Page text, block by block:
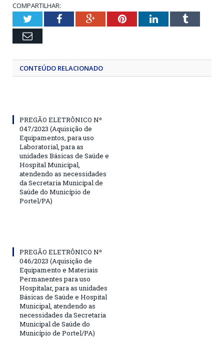
COMPARTILHAR:
TwitterFacebookGoogle+PinterestLinkedInTumblr
Email
CONTEÚDO RELACIONADO
PREGÃO ELETRÔNICO Nº
047/2023 (Aquisição de
Equipamentos, para uso
Laboratorial, para as
unidades Básicas de Saúde e
Hospital Municipal,
atendendo as necessidades
da Secretaria Municipal de
Saúde do Município de
Portel/PA)
PREGÃO ELETRÔNICO Nº
046/2023 (Aquisição de
Equipamento e Materiais
Permanentes para uso
Hospitalar, para as unidades
Básicas de Saúde e Hospital
Municipal, atendendo as
necessidades da Secretaria
Municipal de Saúde do
Município de Portel/PA)